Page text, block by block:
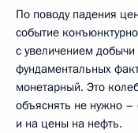
По поводу падения
событие
с увеличением
фундаментальных
монетарный. Это
объяснять не нужно –
и на цены на нефть.